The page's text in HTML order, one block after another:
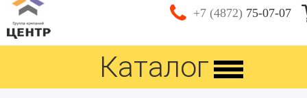
+7 (4872) 75-07-07
Каталог